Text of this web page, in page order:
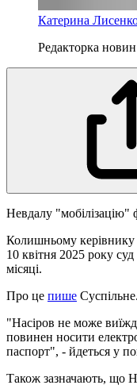
Катерина
Редакторка новин
Невдалу "мобілізацію"
Колишньому керівнику
10 квітня 2025 року
місяці.
Про це пише Суспільне.
"Насіров не може
повинен носити
паспорт", - йдеться у
Також зазначають, що